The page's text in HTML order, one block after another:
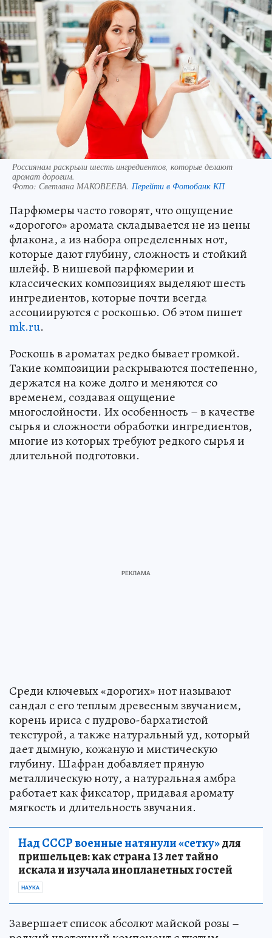
Россиянам раскрыли шесть ингредиентов, которые делают
аромат дорогим.
Фото: Светлана МАКОВЕЕВА. Перейти в Фотобанк КП
Парфюмеры часто говорят, что ощущение
«дорогого» аромата складывается не из цены
флакона, а из набора определенных нот,
которые дают глубину, сложность и стойкий
шлейф. В нишевой парфюмерии и
классических композициях выделяют шесть
ингредиентов, которые почти всегда
ассоциируются с роскошью. Об этом пишет
mk.ru.
Роскошь в ароматах редко бывает громкой.
Такие композиции раскрываются постепенно,
держатся на коже долго и меняются со
временем, создавая ощущение
многослойности. Их особенность – в качестве
сырья и сложности обработки ингредиентов,
многие из которых требуют редкого сырья и
длительной подготовки.
Среди ключевых «дорогих» нот называют
сандал с его теплым древесным звучанием,
корень ириса с пудрово-бархатистой
текстурой, а также натуральный уд, который
дает дымную, кожаную и мистическую
глубину. Шафран добавляет пряную
металлическую ноту, а натуральная амбра
работает как фиксатор, придавая аромату
мягкость и длительность звучания.
Над СССР военные натянули «сетку»для
пришельцев: как страна 13 лет тайно
искала и изучала инопланетных гостей
НАУКА
Завершает список абсолют майской розы –